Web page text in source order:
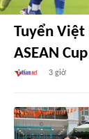
Tuyển
ASEAN
3 giờ